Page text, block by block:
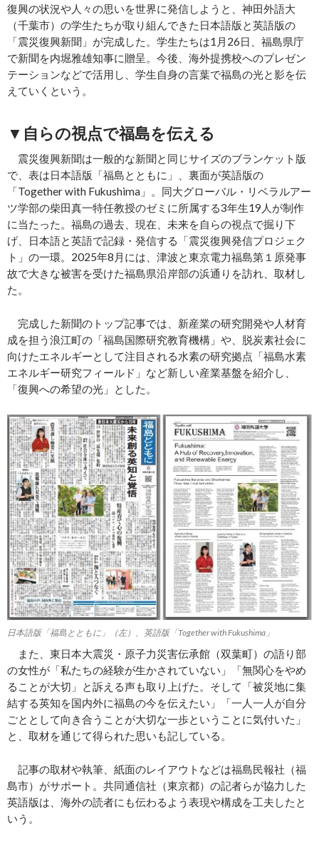
復興の状況や人々の思いを世界に発信しようと、神田外語大
（千葉市）の学生たちが取り組んできた日本語版と英語版の
「震災復興新聞」が完成した。学生たちは1月26日、福島県庁
で新聞を内堀雅雄知事に贈呈。今後、海外提携校へのプレゼン
テーションなどで活用し、学生自身の言葉で福島の光と影を伝
えていくという。
▼自らの視点で福島を伝える
震災復興新聞は一般的な新聞と同じサイズのブランケット版
で、表は日本語版「福島とともに」、裏面が英語版の
「Together with Fukushima」。同大グローバル・リベラルアー
ツ学部の柴田真一特任教授のゼミに所属する3年生19人が制作
に当たった。福島の過去、現在、未来を自らの視点で掘り下
げ、日本語と英語で記録・発信する「震災復興発信プロジェク
ト」の一環。2025年8月には、津波と東京電力福島第１原発事
故で大きな被害を受けた福島県沿岸部の浜通りを訪れ、取材し
た。
完成した新聞のトップ記事では、新産業の研究開発や人材育
成を担う浪江町の「福島国際研究教育機構」や、脱炭素社会に
向けたエネルギーとして注目される水素の研究拠点「福島水素
エネルギー研究フィールド」など新しい産業基盤を紹介し、
「復興への希望の光」とした。
日本語版「福島とともに」（左）、英語版「Together with Fukushima」
また、東日本大震災・原子力災害伝承館（双葉町）の語り部
の女性が「私たちの経験が生かされていない」「無関心をやめ
ることが大切」と訴える声も取り上げた。そして「被災地に集
結する英知を国内外に福島の今を伝えたい」「一人一人が自分
ごととして向き合うことが大切な一歩ということに気付いた」
と、取材を通じて得られた思いも記している。
記事の取材や執筆、紙面のレイアウトなどは福島民報社（福
島市）がサポート。共同通信社（東京都）の記者らが協力した
英語版は、海外の読者にも伝わるよう表現や構成を工夫したと
いう。